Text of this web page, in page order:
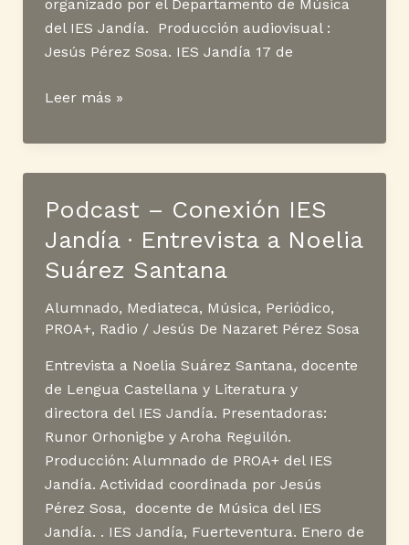
organizado por el Departamento de Música
del IES Jandía. Producción audiovisual :
Jesús Pérez Sosa. IES Jandía 17 de
Videoclip
carnaval
IES
Jandía
Leer más »
Podcast – Conexión IES
Jandía · Entrevista a Noelia
Suárez Santana
Alumnado, Mediateca, Música, Periódico,
PROA+, Radio / Jesús De Nazaret Pérez Sosa
Entrevista a Noelia Suárez Santana, docente
de Lengua Castellana y Literatura y
directora del IES Jandía. Presentadoras:
Runor Orhonigbe y Aroha Reguilón.
Producción: Alumnado de PROA+ del IES
Jandía. Actividad coordinada por Jesús
Pérez Sosa, docente de Música del IES
Jandía. . IES Jandía, Fuerteventura. Enero de